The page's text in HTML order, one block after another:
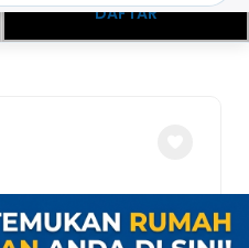
DAFTAR